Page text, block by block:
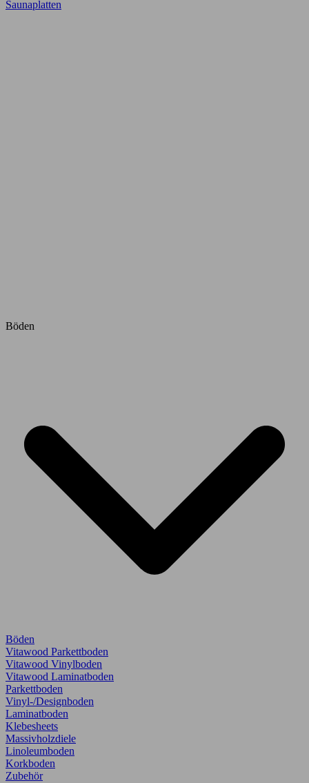
Saunaplatten
Böden
Böden
Vitawood Parkettboden
Vitawood Vinylboden
Vitawood Laminatboden
Parkettboden
Vinyl-/Designboden
Laminatboden
Klebesheets
Massivholzdiele
Linoleumboden
Korkboden
Zubehör